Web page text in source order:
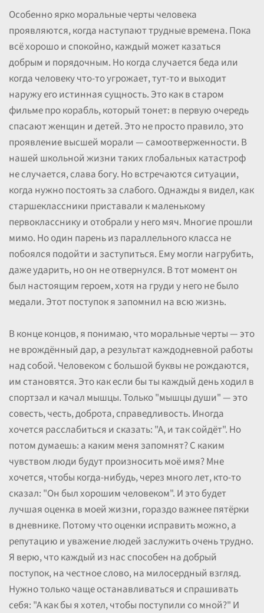
Особенно ярко моральные черты человека
проявляются, когда наступают трудные времена. Пока
всё хорошо и спокойно, каждый может казаться
добрым и порядочным. Но когда случается беда или
когда человеку что-то угрожает, тут-то и выходит
наружу его истинная сущность. Это как в старом
фильме про корабль, который тонет: в первую очередь
спасают женщин и детей. Это не просто правило, это
проявление высшей морали — самоотверженности. В
нашей школьной жизни таких глобальных катастроф
не случается, слава богу. Но встречаются ситуации,
когда нужно постоять за слабого. Однажды я видел, как
старшеклассники приставали к маленькому
первокласснику и отобрали у него мяч. Многие прошли
мимо. Но один парень из параллельного класса не
побоялся подойти и заступиться. Ему могли нагрубить,
даже ударить, но он не отвернулся. В тот момент он
был настоящим героем, хотя на груди у него не было
медали. Этот поступок я запомнил на всю жизнь.
В конце концов, я понимаю, что моральные черты — это
не врождённый дар, а результат каждодневной работы
над собой. Человеком с большой буквы не рождаются,
им становятся. Это как если бы ты каждый день ходил в
спортзал и качал мышцы. Только "мышцы души" — это
совесть, честь, доброта, справедливость. Иногда
хочется расслабиться и сказать: "А, и так сойдёт". Но
потом думаешь: а каким меня запомнят? С каким
чувством люди будут произносить моё имя? Мне
хочется, чтобы когда-нибудь, через много лет, кто-то
сказал: "Он был хорошим человеком". И это будет
лучшая оценка в моей жизни, гораздо важнее пятёрки
в дневнике. Потому что оценки исправить можно, а
репутацию и уважение людей заслужить очень трудно.
Я верю, что каждый из нас способен на добрый
поступок, на честное слово, на милосердный взгляд.
Нужно только чаще останавливаться и спрашивать
себя: "А как бы я хотел, чтобы поступили со мной?" И